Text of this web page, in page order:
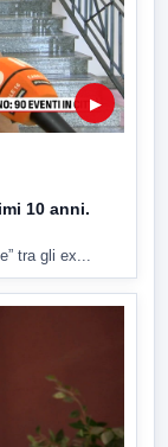
▶
10 anni.
tra gli ex...